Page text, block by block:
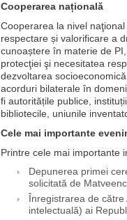
Cooperarea națională
Cooperarea la nivel
respectare și valorificare a
cunoaștere în materie de
protecţiei şi necesitatea
dezvoltarea
acorduri bilaterale în
fi autoritățile publice,
bibliotecile, uniunile
Cele mai importante
Printre cele mai importante
Depunerea primei
solicitată de
Înregistrarea de
intelectuală) ai